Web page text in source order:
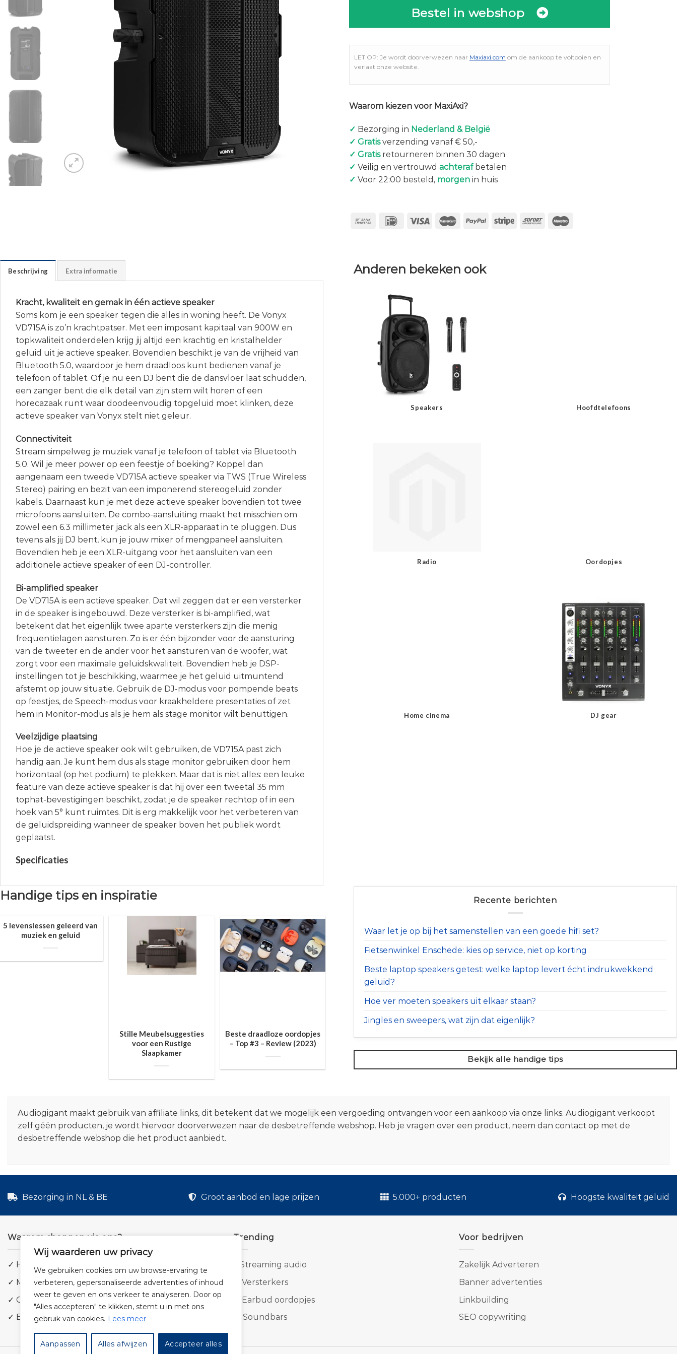
Wij waarderen uw privacy
We gebruiken cookies om uw browse-ervaring te
verbeteren, gepersonaliseerde advertenties of inhoud
weer te geven en ons verkeer te analyseren. Door op
"Alles accepteren" te klikken, stemt u in met ons
gebruik van cookies. Lees meer
Aanpassen Alles afwijzen Accepteer alles
Bestel in webshop
LET OP: Je wordt doorverwezen naar Maxiaxi.com om de aankoop te voltooien en
verlaat onze website.
Waarom kiezen voor MaxiAxi?
✓ Bezorging in Nederland & België
✓ Gratisverzending vanaf € 50,-
✓ Gratisretourneren binnen 30 dagen
✓ Veilig en vertrouwd achterafbetalen
✓ Voor 22:00 besteld, morgenin huis
Beschrijving Extra informatie
Kracht, kwaliteit en gemak in één actieve speaker
Soms kom je een speaker tegen die alles in woning heeft. De Vonyx
VD715A is zo’n krachtpatser. Met een imposant kapitaal van 900W en
topkwaliteit onderdelen krijg jij altijd een krachtig en kristalhelder
geluid uit je actieve speaker. Bovendien beschikt je van de vrijheid van
Bluetooth 5.0, waardoor je hem draadloos kunt bedienen vanaf je
telefoon of tablet. Of je nu een DJ bent die de dansvloer laat schudden,
een zanger bent die elk detail van zijn stem wilt horen of een
horecazaak runt waar doodeenvoudig topgeluid moet klinken, deze
actieve speaker van Vonyx stelt niet geleur.
Connectiviteit
Stream simpelweg je muziek vanaf je telefoon of tablet via Bluetooth
5.0. Wil je meer power op een feestje of boeking? Koppel dan
aangenaam een tweede VD715A actieve speaker via TWS (True Wireless
Stereo) pairing en bezit van een imponerend stereogeluid zonder
kabels. Daarnaast kun je met deze actieve speaker bovendien tot twee
microfoons aansluiten. De combo-aansluiting maakt het misschien om
zowel een 6.3 millimeter jack als een XLR-apparaat in te pluggen. Dus
tevens als jij DJ bent, kun je jouw mixer of mengpaneel aansluiten.
Bovendien heb je een XLR-uitgang voor het aansluiten van een
additionele actieve speaker of een DJ-controller.
Bi-amplified speaker
De VD715A is een actieve speaker. Dat wil zeggen dat er een versterker
in de speaker is ingebouwd. Deze versterker is bi-amplified, wat
betekent dat het eigenlijk twee aparte versterkers zijn die menig
frequentielagen aansturen. Zo is er één bijzonder voor de aansturing
van de tweeter en de ander voor het aansturen van de woofer, wat
zorgt voor een maximale geluidskwaliteit. Bovendien heb je DSP-
instellingen tot je beschikking, waarmee je het geluid uitmuntend
afstemt op jouw situatie. Gebruik de DJ-modus voor pompende beats
op feestjes, de Speech-modus voor kraakheldere presentaties of zet
hem in Monitor-modus als je hem als stage monitor wilt benuttigen.
Veelzijdige plaatsing
Hoe je de actieve speaker ook wilt gebruiken, de VD715A past zich
handig aan. Je kunt hem dus als stage monitor gebruiken door hem
horizontaal (op het podium) te plekken. Maar dat is niet alles: een leuke
feature van deze actieve speaker is dat hij over een tweetal 35 mm
tophat-bevestigingen beschikt, zodat je de speaker rechtop of in een
hoek van 5° kunt ruimtes. Dit is erg makkelijk voor het verbeteren van
de geluidspreiding wanneer de speaker boven het publiek wordt
geplaatst.
Specificaties
Anderen bekeken ook
Speakers Hoofdtelefoons
Radio Oordopjes
Home cinema DJ gear
Handige tips en inspiratie
5 levenslessen geleerd van
muziek en geluid
Stille Meubelsuggesties
voor een Rustige
Slaapkamer
Beste draadloze oordopjes
– Top #3 – Review (2023)
Recente berichten
Waar let je op bij het samenstellen van een goede hifi set?
Fietsenwinkel Enschede: kies op service, niet op korting
Beste laptop speakers getest: welke laptop levert écht indrukwekkend
geluid?
Hoe ver moeten speakers uit elkaar staan?
Jingles en sweepers, wat zijn dat eigenlijk?
Bekijk alle handige tips
Audiogigant maakt gebruik van affiliate links, dit betekent dat we mogelijk een vergoeding ontvangen voor een aankoop via onze links. Audiogigant verkoopt
zelf géén producten, je wordt hiervoor doorverwezen naar de desbetreffende webshop. Heb je vragen over een product, neem dan contact op met de
desbetreffende webshop die het product aanbiedt.
Bezorging in NL & BE Groot aanbod en lage prijzen 5.000+ producten Hoogste kwaliteit geluid
Waarom shoppen via ons?
✓ Hoge kwaliteit geluid
✓ Meer dan 5.000 producten
✓ Groot aanbod en lage prijzen
✓ Bezorging in NL & BE
Trending
Streaming audio
Versterkers
Earbud oordopjes
Soundbars
Voor bedrijven
Zakelijk Adverteren
Banner advertenties
Linkbuilding
SEO copywriting